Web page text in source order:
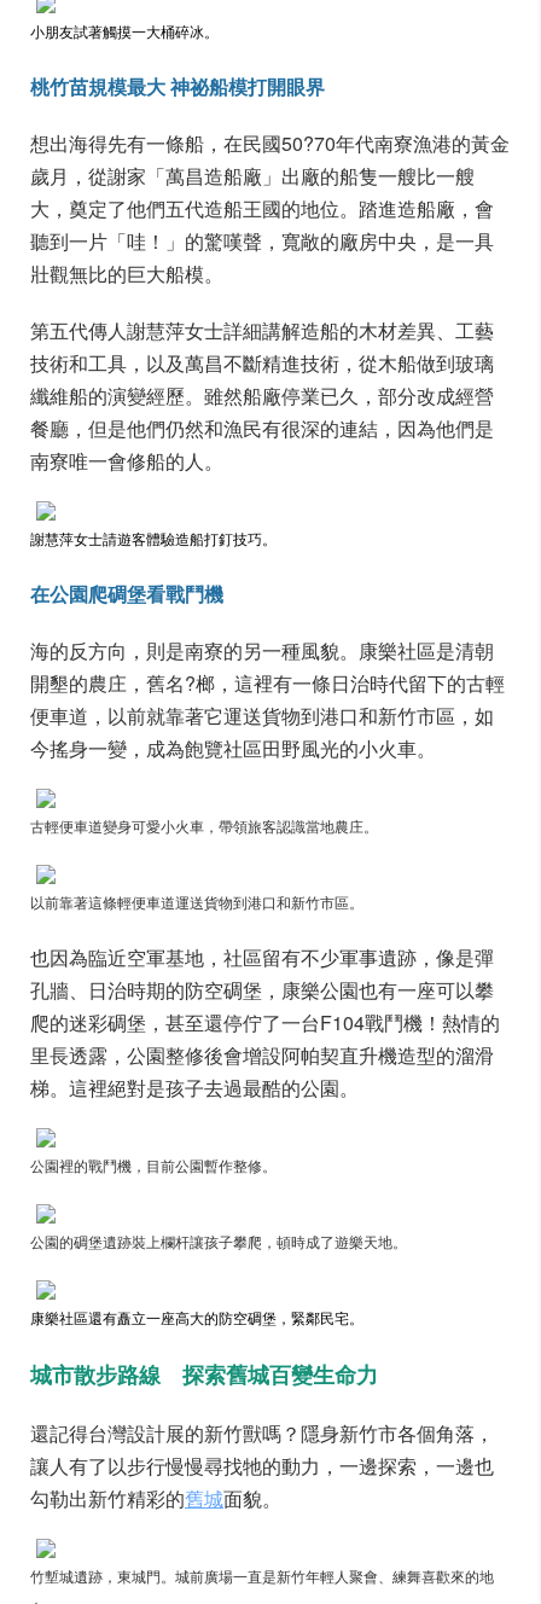
小朋友試著觸摸一大桶碎冰。
桃竹苗規模最大 神祕船模打開眼界
想出海得先有一條船，在民國50?70年代南寮漁港的黃金
歲月，從謝家「萬昌造船廠」出廠的船隻一艘比一艘
大，奠定了他們五代造船王國的地位。踏進造船廠，會
聽到一片「哇！」的驚嘆聲，寬敞的廠房中央，是一具
壯觀無比的巨大船模。
第五代傳人謝慧萍女士詳細講解造船的木材差異、工藝
技術和工具，以及萬昌不斷精進技術，從木船做到玻璃
纖維船的演變經歷。雖然船廠停業已久，部分改成經營
餐廳，但是他們仍然和漁民有很深的連結，因為他們是
南寮唯一會修船的人。
謝慧萍女士請遊客體驗造船打釘技巧。
在公園爬碉堡看戰鬥機
海的反方向，則是南寮的另一種風貌。康樂社區是清朝
開墾的農庄，舊名?榔，這裡有一條日治時代留下的古輕
便車道，以前就靠著它運送貨物到港口和新竹市區，如
今搖身一變，成為飽覽社區田野風光的小火車。
古輕便車道變身可愛小火車，帶領旅客認識當地農庄。
以前靠著這條輕便車道運送貨物到港口和新竹市區。
也因為臨近空軍基地，社區留有不少軍事遺跡，像是彈
孔牆、日治時期的防空碉堡，康樂公園也有一座可以攀
爬的迷彩碉堡，甚至還停佇了一台F104戰鬥機！熱情的
里長透露，公園整修後會增設阿帕契直升機造型的溜滑
梯。這裡絕對是孩子去過最酷的公園。
公園裡的戰鬥機，目前公園暫作整修。
公園的碉堡遺跡裝上欄杆讓孩子攀爬，頓時成了遊樂天地。
康樂社區還有矗立一座高大的防空碉堡，緊鄰民宅。
城市散步路線 探索舊城百變生命力
還記得台灣設計展的新竹獸嗎？隱身新竹市各個角落，
讓人有了以步行慢慢尋找牠的動力，一邊探索，一邊也
勾勒出新竹精彩的舊城面貌。
竹塹城遺跡，東城門。城前廣場一直是新竹年輕人聚會 、練舞喜歡來的地